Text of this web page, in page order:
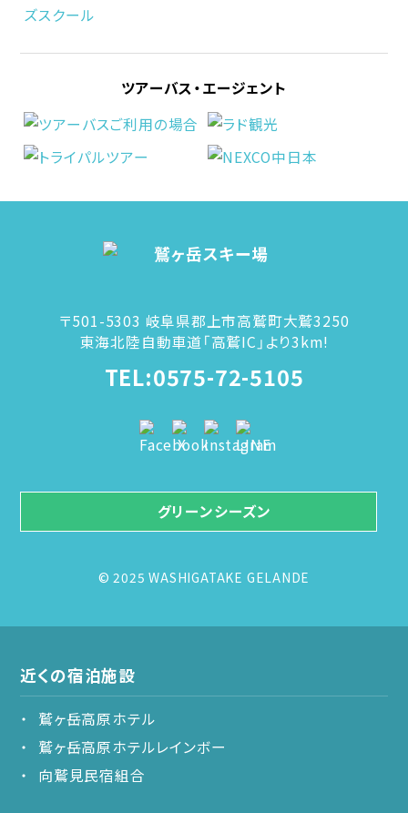
ツアーバス・エージェント
〒501-5303 岐阜県郡上市高鷲町大鷲3250
東海北陸自動車道「高鷲IC」より3km!
TEL:0575-72-5105
グリーンシーズン
© 2025 WASHIGATAKE GELANDE
近くの宿泊施設
鷲ヶ岳高原ホテル
鷲ヶ岳高原ホテルレインボー
向鷲見民宿組合